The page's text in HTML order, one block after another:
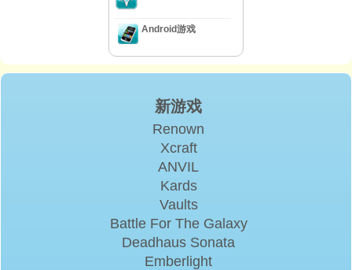
Android游戏
新游戏
Renown
Xcraft
ANVIL
Kards
Vaults
Battle For The Galaxy
Deadhaus Sonata
Emberlight